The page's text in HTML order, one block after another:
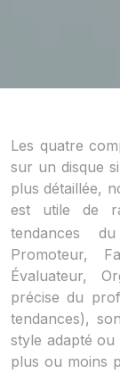
Les quatre
sur un disque
plus détaillée,
est utile de
tendances
Promoteur,
Évaluateur,
précise du
tendances),
style adapté
plus ou moins